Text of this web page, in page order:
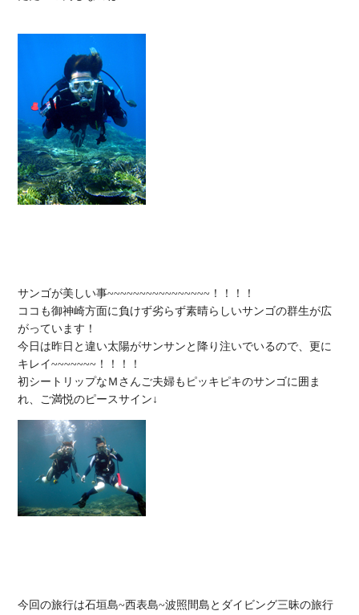
サンゴが美しい事~~~~~~~~~~~~~~~~！！！！
ココも御神崎方面に負けず劣らず素晴らしいサンゴの群生が広
がっています！
今日は昨日と違い太陽がサンサンと降り注いでいるので、更に
キレイ~~~~~~~！！！！
初シートリップなＭさんご夫婦もピッキピキのサンゴに囲ま
今回の旅行は石垣島~西表島~波照間島とダイビング三昧の旅行